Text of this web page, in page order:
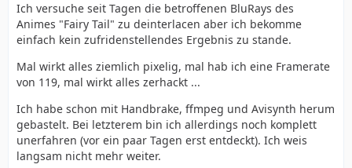
Ich versuche seit Tagen die betroffenen BluRays des
Animes "Fairy Tail" zu deinterlacen aber ich bekomme
einfach kein zufridenstellendes Ergebnis zu stande.
Mal wirkt alles ziemlich pixelig, mal hab ich eine Framerate
von 119, mal wirkt alles zerhackt ...
Ich habe schon mit Handbrake, ffmpeg und Avisynth herum
gebastelt. Bei letzterem bin ich allerdings noch komplett
unerfahren (vor ein paar Tagen erst entdeckt). Ich weis
langsam nicht mehr weiter.